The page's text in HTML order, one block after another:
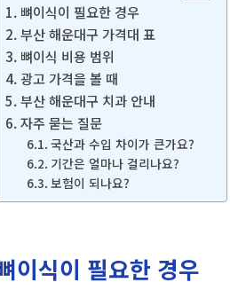
뼈이식이 필요한 경우
부산 해운대구 가격대 표
뼈이식 비용 범위
광고 가격을 볼 때
부산 해운대구 치과 안내
자주 묻는 질문
국산과 수입 차이가 큰가요?
기간은 얼마나 걸리나요?
보험이 되나요?
이식이 필요한 경우